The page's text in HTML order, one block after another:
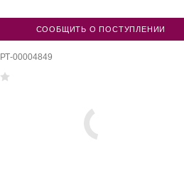
СООБЩИТЬ О ПОСТУПЛЕНИИ
РТ-00004849